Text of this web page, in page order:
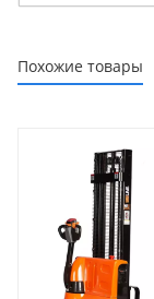
Похожие товары